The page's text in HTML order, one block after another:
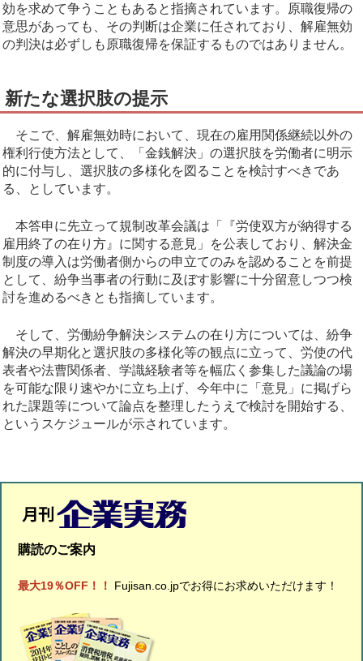
効を求めて争うこともあると指摘されています。原職復帰の
意思があっても、その判断は企業に任されており、解雇無効
の判決は必ずしも原職復帰を保証するものではありません。
新たな選択肢の提示
そこで、解雇無効時において、現在の雇用関係継続以外の
権利行使方法として、「金銭解決」の選択肢を労働者に明示
的に付与し、選択肢の多様化を図ることを検討すべきであ
る、としています。
本答申に先立って規制改革会議は「『労使双方が納得する
雇用終了の在り方』に関する意見」を公表しており、解決金
制度の導入は労働者側からの申立てのみを認めることを前提
として、紛争当事者の行動に及ぼす影響に十分留意しつつ検
討を進めるべきとも指摘しています。
そして、労働紛争解決システムの在り方については、紛争
解決の早期化と選択肢の多様化等の観点に立って、労使の代
表者や法曹関係者、学識経験者等を幅広く参集した議論の場
を可能な限り速やかに立ち上げ、今年中に「意見」に掲げら
れた課題等について論点を整理したうえで検討を開始する、
というスケジュールが示されています。
購読のご案内
最大19％OFF！！ Fujisan.co.jpでお得にお求めいただけます！